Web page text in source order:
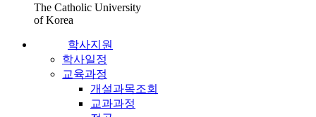
The Catholic University
of Korea
학사지원
학사일정
교육과정
개설과목조회
교과과정